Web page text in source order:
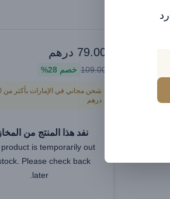
شاحن محمول USB-C بقدرة 20 وات،
حزمة بطارية خارجية بقدرة 5000 مللي
من
79.00 درهم
109.00 خصم 28%
درهم
نفد هذا المنتج من
is temporarily out
Please check back
later.